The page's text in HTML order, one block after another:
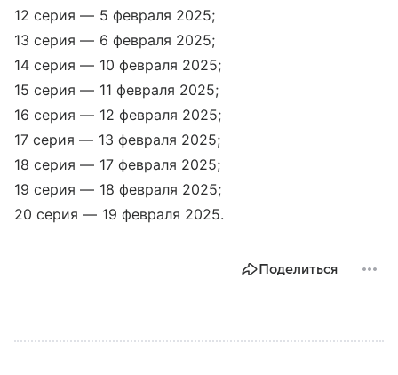
12 серия — 5 февраля 2025;
13 серия — 6 февраля 2025;
14 серия — 10 февраля 2025;
15 серия — 11 февраля 2025;
16 серия — 12 февраля 2025;
17 серия — 13 февраля 2025;
18 серия — 17 февраля 2025;
19 серия — 18 февраля 2025;
20 серия — 19 февраля 2025.
Поделиться